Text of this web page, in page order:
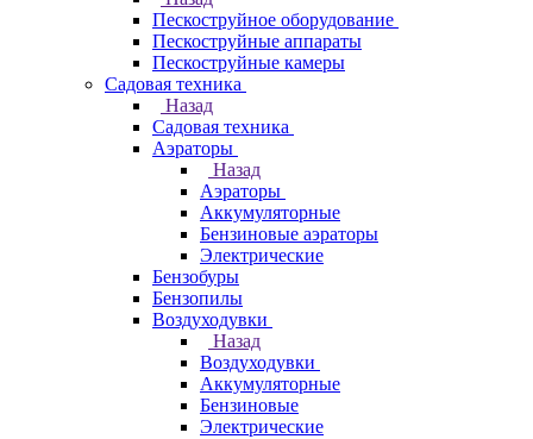
Пескоструйное оборудование
Пескоструйные аппараты
Пескоструйные камеры
Садовая техника
Назад
Садовая техника
Аэраторы
Назад
Аэраторы
Аккумуляторные
Бензиновые аэраторы
Электрические
Бензобуры
Бензопилы
Воздуходувки
Назад
Воздуходувки
Аккумуляторные
Бензиновые
Электрические